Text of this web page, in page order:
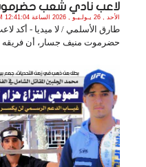
لاعب نادي شعب
الأحد , 26 يـولـيـو , 2026 الساعة 12:41:04 AM
طارق الأسلمي / لا ميديا - أكد
حضرموت منيف جسار، أن فريقه